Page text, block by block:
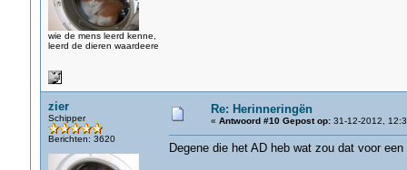
wie de mens leerd kenne,
leerd de dieren waardeere
zier
Schipper
Berichten: 3620
Re: Herinneringën
« Antwoord #10 Gepost op:31-12-2012,
Degene die het AD heb wat zou dat voor